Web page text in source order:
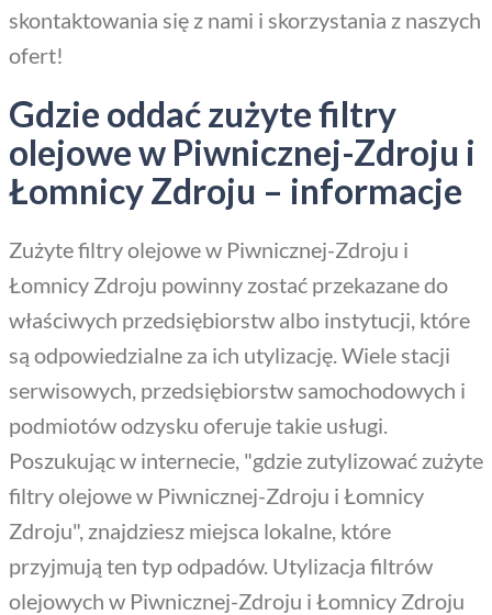
skontaktowania się z nami i skorzystania z naszych
ofert!
Gdzie oddać zużyte filtry
olejowe w Piwnicznej-Zdroju i
Łomnicy Zdroju – informacje
Zużyte filtry olejowe w Piwnicznej-Zdroju i
Łomnicy Zdroju powinny zostać przekazane do
właściwych przedsiębiorstw albo instytucji, które
są odpowiedzialne za ich utylizację. Wiele stacji
serwisowych, przedsiębiorstw samochodowych i
podmiotów odzysku oferuje takie usługi.
Poszukując w internecie, "gdzie zutylizować zużyte
filtry olejowe w Piwnicznej-Zdroju i Łomnicy
Zdroju", znajdziesz miejsca lokalne, które
przyjmują ten typ odpadów. Utylizacja filtrów
olejowych w Piwnicznej-Zdroju i Łomnicy Zdroju